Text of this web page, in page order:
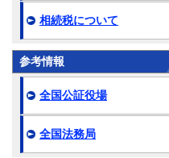
相続税について
参考情報
全国公証役場
全国法務局